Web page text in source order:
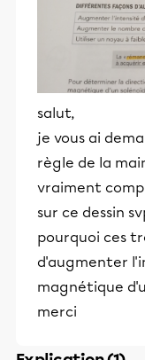
salut,
je vous ai
règle de la
vraiment
sur ce dessin
pourquoi ces
d'augmenter
magnétique
merci